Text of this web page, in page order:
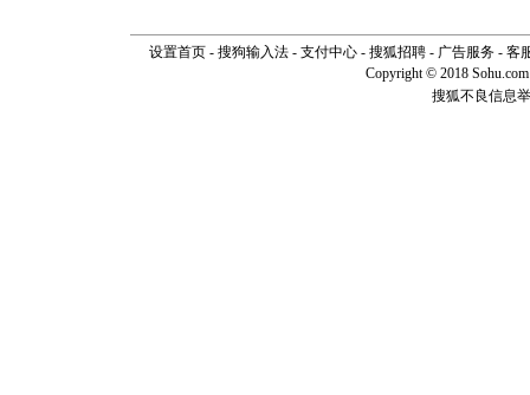
设置首页- 搜狗输入法- 支付中心- 搜狐招聘- 广告服务- 客
Copyright © 2018
搜狐不良信息